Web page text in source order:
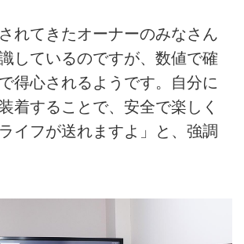
れてきたオーナーのみなさん
しているのですが、数値で確
得心されるようです。自分に
着することで、安全で楽しく
イフが送れますよ」と、強調